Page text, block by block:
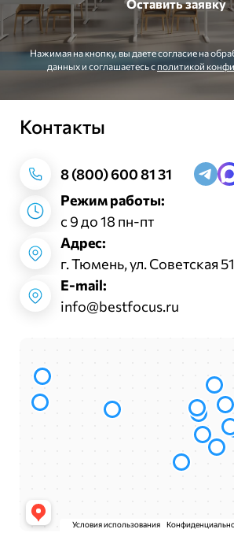
Нажимая на кнопку, вы даете согласие на
данных и соглашаетесь c политикой
Контакты
8 (800) 600 81 31
Режим работы:
с 9 до 18 пн-пт
Адрес:
г. Тюмень, ул. Советская
E-mail:
info@bestfocus.ru